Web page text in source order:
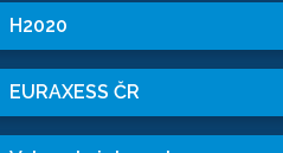
H2020
EURAXESS ČR